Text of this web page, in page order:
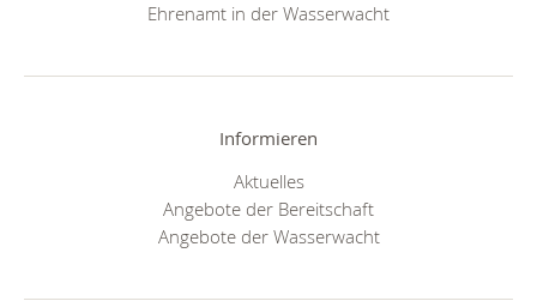
Ehrenamt in der Wasserwacht
Informieren
Aktuelles
Angebote der Bereitschaft
Angebote der Wasserwacht